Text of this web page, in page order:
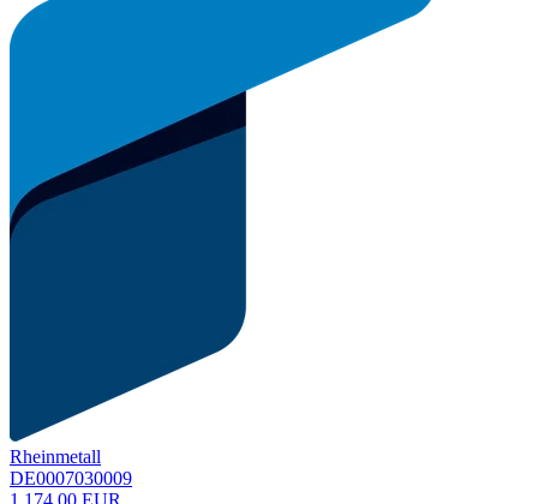
Rheinmetall
DE0007030009